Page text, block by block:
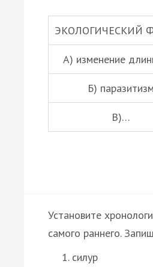
ЭКОЛОГИЧЕСКИЙ
А) изменение
Б) паразитизм
В)…
Установите
самого раннего.
силур